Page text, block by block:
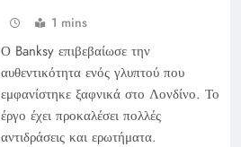
1 mins
Ο Banksy επιβεβαίωσε την
αυθεντικότητα ενός γλυπτού που
εμφανίστηκε ξαφνικά στο Λονδίνο. Το
έργο έχει προκαλέσει πολλές
αντιδράσεις και ερωτήματα.